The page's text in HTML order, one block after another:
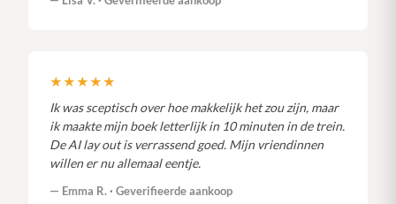
★★★★★
Ik was sceptisch over hoe makkelijk het zou zijn, maar
ik maakte mijn boek letterlijk in 10 minuten in de trein.
De AI lay out is verrassend goed. Mijn vriendinnen
willen er nu allemaal eentje.
— Emma R. · Geverifieerde aankoop